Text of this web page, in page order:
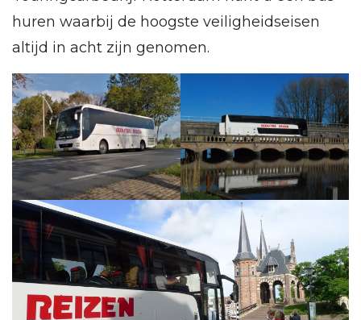
huren waarbij de hoogste veiligheidseisen
altijd in acht zijn genomen.